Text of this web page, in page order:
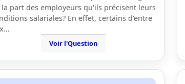
la part des employeurs qu'ils précisent leurs
salariales? En effet, certains d'entre
Voir l'Question